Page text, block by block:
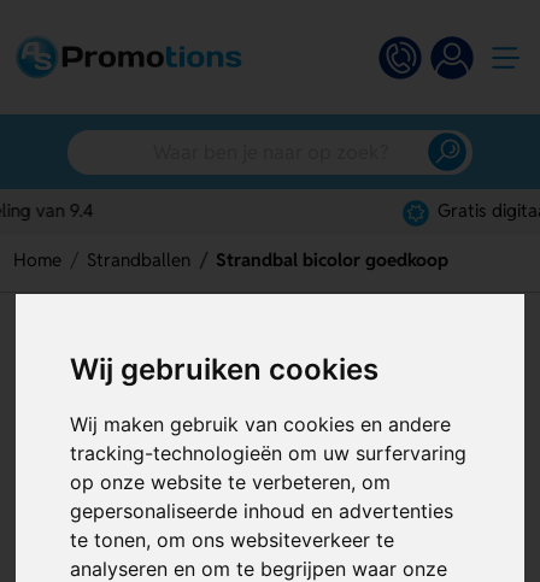
Wij gebruiken cookies
Wij maken gebruik van cookies en andere
tracking-technologieën om uw surfervaring
op onze website te verbeteren, om
gepersonaliseerde inhoud en advertenties
te tonen, om ons websiteverkeer te
analyseren en om te begrijpen waar onze
Home Strandballen Strandbal bicolor goedkoop
Artikelnummer:120957